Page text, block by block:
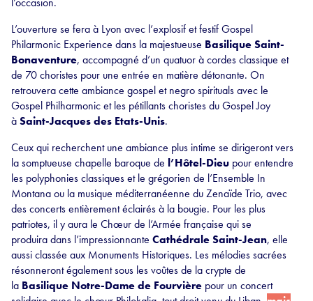
L’ouverture se fera à Lyon avec l’explosif et festif Gospel
Philarmonic Experience dans la majestueuse Basilique Saint-
Bonaventure, accompagné d’un quatuor à cordes classique et
de 70 choristes pour une entrée en matière détonante. On
retrouvera cette ambiance gospel et negro spirituals avec le
Gospel Philharmonic et les pétillants choristes du Gospel Joy
àSaint-Jacques des Etats-Unis.
Ceux qui recherchent une ambiance plus intime se dirigeront vers
la somptueuse chapelle baroque de l’Hôtel-Dieu pour entendre
les polyphonies classiques et le grégorien de l’Ensemble In
Montana ou la musique méditerranéenne du Zenaïde Trio, avec
des concerts entièrement éclairés à la bougie. Pour les plus
patriotes, il y aura le Chœur de l’Armée française qui se
produira dans l’impressionnante Cathédrale Saint-Jean, elle
aussi classée aux Monuments Historiques. Les mélodies sacrées
résonneront également sous les voûtes de la crypte de
la Basilique Notre-Dame de Fourvière pour un concert